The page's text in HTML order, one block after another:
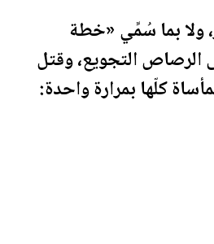
ولا بما سُمِّي «خطة
الرصاص التجويع، وقتل
كلّها بمرارة واحدة: